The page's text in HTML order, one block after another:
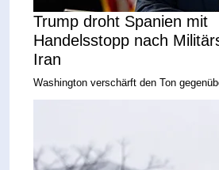
Trump droht Spanien mit
Handelsstopp nach
Iran
Washington verschärft den Ton